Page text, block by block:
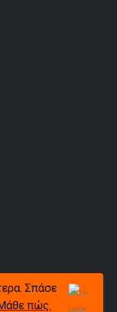
Σπάσε
πώς.